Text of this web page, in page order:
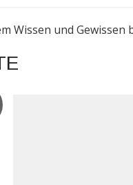
Wissen und